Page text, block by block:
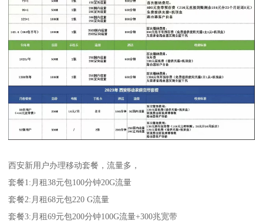
西安新用户办理移动套餐，流量多，
套餐1:月租38元包100分钟20G流量
套餐2:月租68元包220 G流量
套餐3:月租69元包200分钟100G流量+300兆宽带